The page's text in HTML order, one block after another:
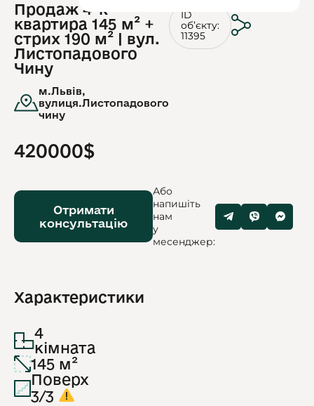
Продаж 4-к
квартира 145 м² +
стрих 190 м² | вул.
Листопадового
Чину
м.Львів,
вулиця.Листопадового
чину
ID
обʼєкту:
11395
420000$
Отримати
консультацію
Або
напишіть
нам
у
месенджер:
Характеристики
4
кімната
145 м²
Поверх
3/3